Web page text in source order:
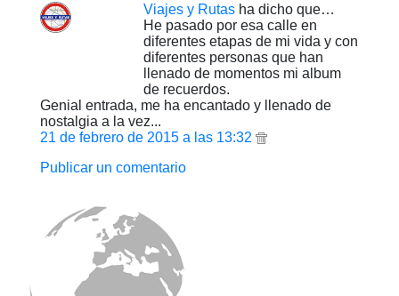
Viajes y Rutas ha dicho que…
He pasado por esa calle en
diferentes etapas de mi vida y con
diferentes personas que han
llenado de momentos mi album
de recuerdos.
Genial entrada, me ha encantado y llenado de
nostalgia a la vez...
21 de febrero de 2015 a las 13:32
Publicar un comentario